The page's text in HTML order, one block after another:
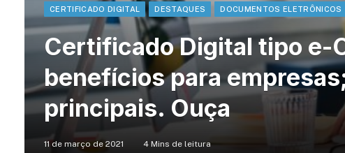
CERTIFICADO DIGITAL DESTAQUES DOCUMENTOS ELETRÔNICOS
Certificado Digital tipo e-
benefícios para
principais. Ouça
11 de março de 2021 4 Mins de leitura